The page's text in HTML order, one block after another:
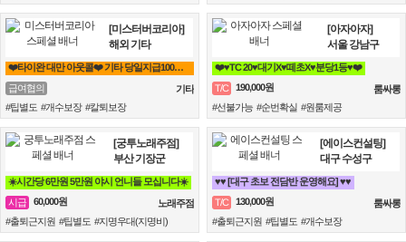
[미스터버코리아]
해외 기타
❤️타이완 대만 아웃콜❤️ 기타 당일지급100% 해외
급여협의
기타
#팁별도 #개수보장 #칼퇴보장
[아자아자]
서울 강남구
❤️♥TC 20♥대기X♥떼초X♥분당1등♥❤️
T/C
190,000원
룸싸롱
#선불가능 #순번확실 #원룸제공
[궁투노래주점]
부산 기장군
☀️시간당 6만원 5만원 야시 언니들 모십니다☀️
시급
60,000원
노래주점
#출퇴근지원 #팁별도 #지명우대(지명비)
[에이스컨설팅]
대구 수성구
♥️♥️ [대구 초보 전담반 운영해요] ♥️♥️
T/C
130,000원
룸싸롱
#출퇴근지원 #팁별도 #개수보장